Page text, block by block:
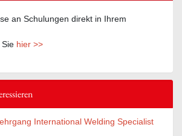
an Schulungen direkt in Ihrem
hier >>
International Welding Specialist